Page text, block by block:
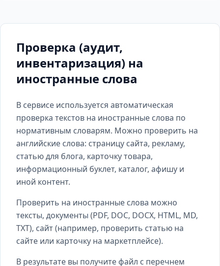
Проверка (аудит,
инвентаризация) на
иностранные слова
В сервисе используется автоматическая
проверка текстов на иностранные слова по
нормативным словарям. Можно проверить на
английские слова: страницу сайта, рекламу,
статью для блога, карточку товара,
информационный буклет, каталог, афишу и
иной контент.
Проверить на иностранные слова можно
тексты, документы (PDF, DOC, DOCX, HTML, MD,
TXT), сайт (например, проверить статью на
сайте или карточку на маркетплейсе).
В результате вы получите файл с перечнем